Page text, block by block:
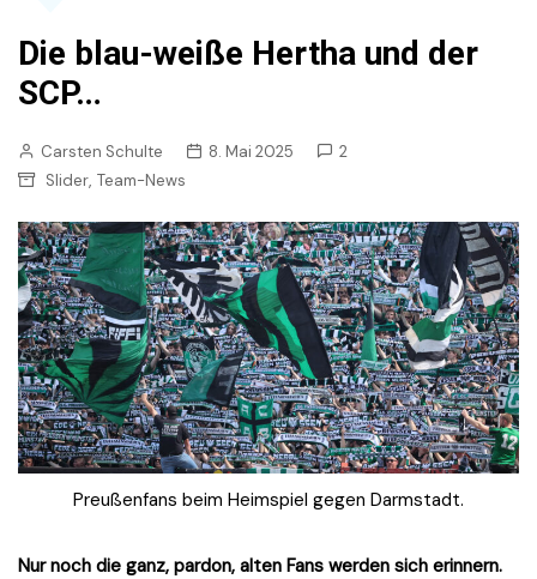
Die blau-weiße Hertha und der
SCP…
Carsten Schulte 8. Mai 2025
2
Slider, Team-News
Preußenfans beim Heimspiel gegen Darmstadt.
Nur noch die ganz, pardon, alten Fans werden sich erinnern.